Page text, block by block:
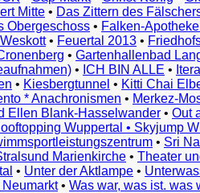
Ejemplos
Örnekler
Παραδείγματα
Примеры
示
例
例
예
Mitte • Das Zittern des
Obergeschoss • Falken-
• Feuertal 2013 •
• Gartenhallenbad
• ICH BIN ALLE •
• Kiesbergtunnel • Kitti Chai
* Anachronismen • Merkez-
Ellen Blank-Hasselwander • Out
Wuppertal • Skyjump
• Sri
Marienkirche • Theater
• Unter der Aktlampe •
• Was war, was ist. was